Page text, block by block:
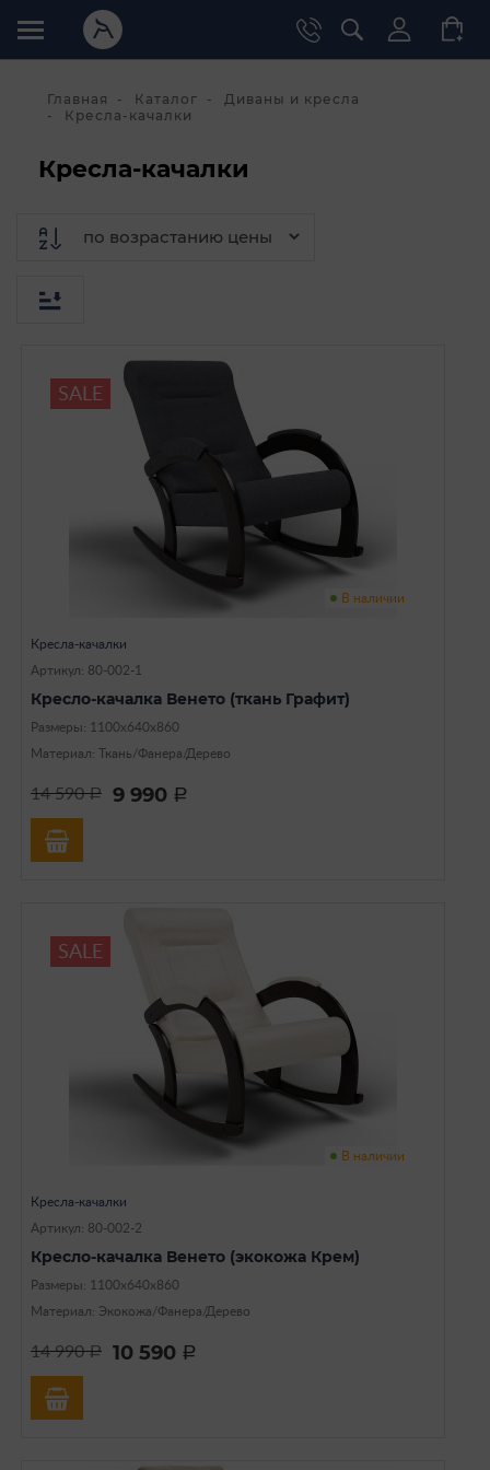
Главная Каталог
Диваны и кресла
Кресла-качалки
Кресла-качалки
SALE
В наличии
Кресла-качалки
Артикул: 80-002-1
Кресло-качалка Венето (ткань Графит)
Размеры: 1100х640х860
Материал: Ткань/Фанера/Дерево
14 590a 9 990 a
SALE
В наличии
Кресла-качалки
Артикул: 80-002-2
Кресло-качалка Венето (экокожа Крем)
Размеры: 1100х640х860
Материал: Экокожа/Фанера/Дерево
14 990a 10 590 a